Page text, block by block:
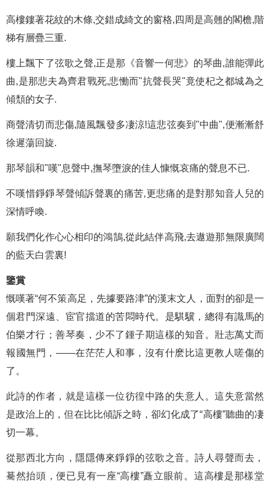
高樓鏤著花紋的木條,交錯成綺文的窗格,四周是高翹的閣檐,階
梯有層疊三重.
樓上飄下了弦歌之聲,正是那《音響一何悲》的琴曲,誰能彈此
曲,是那悲夫為齊君戰死,悲慟而"抗聲長哭"竟使杞之都城為之
傾頹的女子.
商聲清切而悲傷,隨風飄發多凄涼!這悲弦奏到"中曲",便漸漸舒
徐遲蕩回旋.
那琴韻和"嘆"息聲中,撫琴墮淚的佳人慷慨哀痛的聲息不已.
不嘆惜錚錚琴聲傾訴聲裏的痛苦,更悲痛的是對那知音人兒的
深情呼喚.
願我們化作心心相印的鴻鵠,從此結伴高飛,去遨遊那無限廣闊
的藍天白雲裏!
鑒賞
慨嘆著“何不策高足，先據要路津”的漢末文人，面對的卻是一
個君門深遠、宦官擋道的苦悶時代。是騏驥，總得有識馬的
伯樂才行；善琴奏，少不了鍾子期這樣的知音。壯志萬丈而
報國無門，——在茫茫人和事，沒有什麽比這更教人嗟傷的
了。
此詩的作者，就是這樣一位彷徨中路的失意人。這失意當然
是政治上的，但在比比傾訴之時，卻幻化成了“高樓”聽曲的凄
切一幕。
從那西北方向，隱隱傳來錚錚的弦歌之音。詩人尋聲而去，
驀然抬頭，便已見有一座“高樓”矗立眼前。這高樓是那樣堂